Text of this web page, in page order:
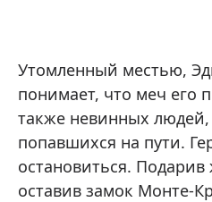
Утомленный местью,
понимает, что меч его
также невинных людей,
попавшихся на пути.
остановиться.
оставив замок Монте-